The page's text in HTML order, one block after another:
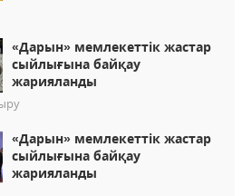
«Дарын» мемлекеттік жастар
сыйлығына байқау
жарияланды
«Дарын» мемлекеттік жастар
сыйлығына байқау
жарияланды